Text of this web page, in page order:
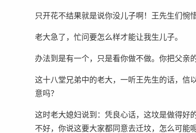
只开花不结果就是说你没儿子啊！王先生们惋
老大急了，忙问要怎么样才能让我生儿子。
办法到是有一个，只是看你做不做。你把父亲
这十八堂兄弟中的老大，一听王先生的话，信
意吗？
这时老大媳妇说到：凭良心话，这坟是做得好
不好，你说这要大家都同意去迁坟，怎么可能